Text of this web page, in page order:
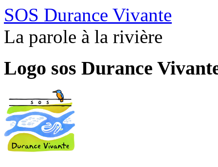
SOS Durance Vivante
La parole à la rivière
Logo sos Durance